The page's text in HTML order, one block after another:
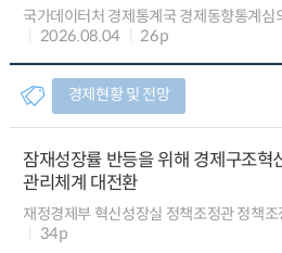
국가데이터처 경제통계국 경제동향통계심
2026.08.04
26p
경제현황 및 전망
잠재성장률 반등을 위해 경제구조혁
관리체계 대전환
재정경제부 혁신성장실 정책조정관 정책
34p